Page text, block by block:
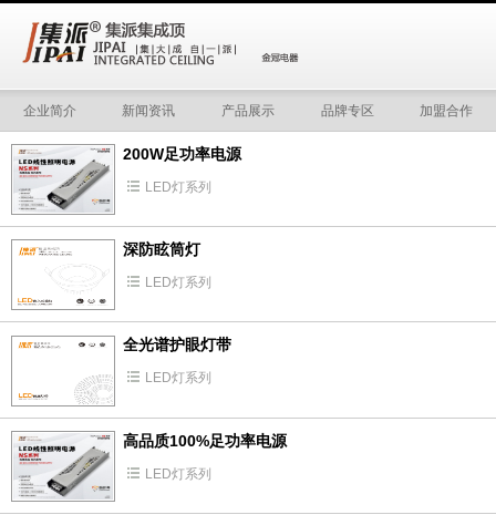
企业简介 新闻资讯 产品展示 品牌专区 加盟合作
200W足功率电源
LED灯系列
深防眩筒灯
LED灯系列
全光谱护眼灯带
LED灯系列
高品质100%足功率电源
LED灯系列